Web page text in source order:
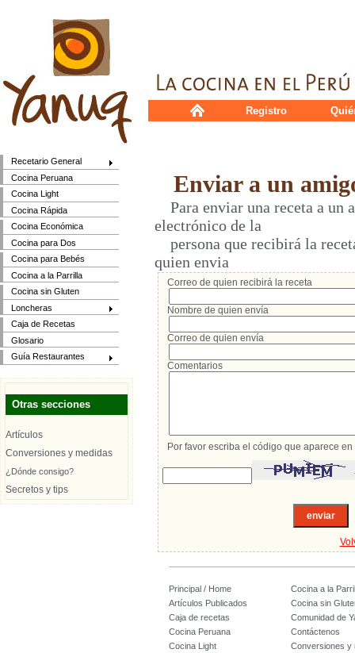
Recetario General
Cocina Peruana
Cocina Light
Cocina Rápida
Cocina Económica
Cocina para Dos
Cocina para Bebés
Cocina a la Parrilla
Cocina sin Gluten
Loncheras
Caja de Recetas
Glosario
Guía Restaurantes
Otras secciones
Artículos
Conversiones y medidas
¿Dónde consigo?
Secretos y tips
Registro
Enviar a un
Para enviar una receta a un
electrónico de la
persona que recibirá la
quien envia
Correo de quien recibirá la receta
Nombre de quien envía
Correo de quien envía
Comentarios
Por favor escriba el código que aparece en
Principal / Home
Cocina a la
Artículos Publicados
Cocina sin
Caja de recetas
Comunidad de
Cocina Peruana
Contáctenos
Cocina Light
Conversiones y